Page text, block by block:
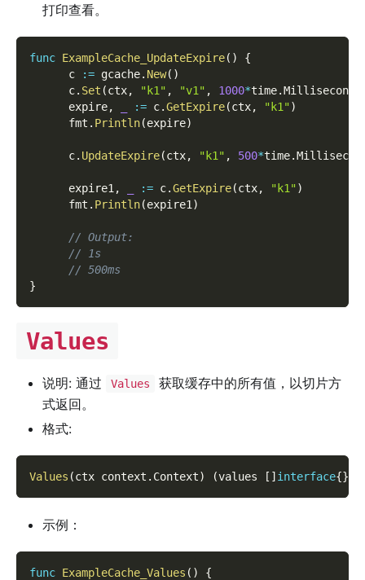
打印查看。
func ExampleCache_UpdateExpire( )
{
      c
:= gcache. New( )
      c
. Set (ctx, "k1" , "v1" , 1000*time.Millisecond
      expire
, := c.GetExpire(ctx, "k1")
      fmt
. Println(expire)
      c
. UpdateExpire(ctx, "k1" , 500*time.
      expire1
, := c.GetExpire(ctx, "k1")
      fmt
. Println(expire1 )
// Output:
// 1s
// 500ms
}
Values
说明: 通过 Values
获取缓存中的所有值，以切片方
式返回。
格式:
Values (ctx context . Context) (values [ ] interface{}
示例：
func ExampleCache_Values ( )
{